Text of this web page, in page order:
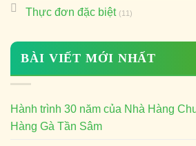
Thực đơn đặc biệt (11)
BÀI VIẾT MỚI NHẤT
Hành trình 30 năm của Nhà Hàng
Hàng Gà Tần Sâm